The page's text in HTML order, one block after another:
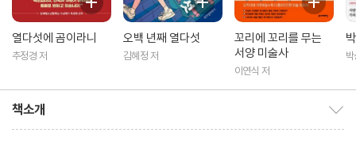
열다섯에 곰이라니
추정경 저
오백 년째 열다섯
김혜정 저
꼬리에 꼬리를 무는
서양 미술사
이연식 저
책소개